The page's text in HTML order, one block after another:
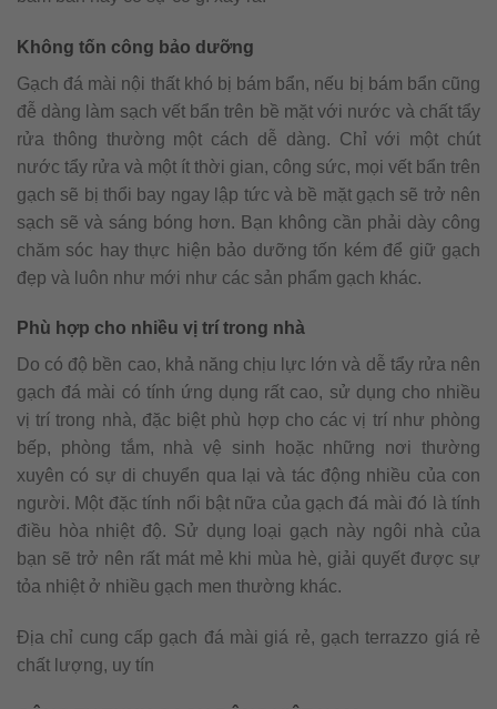
Không tốn công bảo dưỡng
Gạch đá mài nội thất khó bị bám bẩn, nếu bị bám bẩn cũng
đễ dàng làm sạch vết bẩn trên bề mặt với nước và chất tẩy
rửa thông thường một cách dễ dàng. Chỉ với một chút
nước tẩy rửa và một ít thời gian, công sức, mọi vết bẩn trên
gạch sẽ bị thổi bay ngay lập tức và bề mặt gạch sẽ trở nên
sạch sẽ và sáng bóng hơn. Bạn không cần phải dày công
chăm sóc hay thực hiện bảo dưỡng tốn kém để giữ gạch
đẹp và luôn như mới như các sản phẩm gạch khác.
Phù hợp cho nhiều vị trí trong nhà
Do có độ bền cao, khả năng chịu lực lớn và dễ tẩy rửa nên
gạch đá mài có tính ứng dụng rất cao, sử dụng cho nhiều
vị trí trong nhà, đặc biệt phù hợp cho các vị trí như phòng
bếp, phòng tắm, nhà vệ sinh hoặc những nơi thường
xuyên có sự di chuyển qua lại và tác động nhiều của con
người. Một đặc tính nổi bật nữa của gạch đá mài đó là tính
điều hòa nhiệt độ. Sử dụng loại gạch này ngôi nhà của
bạn sẽ trở nên rất mát mẻ khi mùa hè, giải quyết được sự
tỏa nhiệt ở nhiều gạch men thường khác.
Địa chỉ cung cấp gạch đá mài giá rẻ, gạch terrazzo giá rẻ
chất lượng, uy tín